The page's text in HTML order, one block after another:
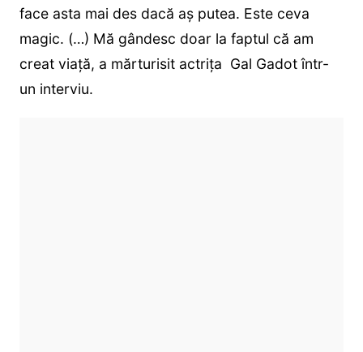
face asta mai des dacă aș putea. Este ceva
magic. (…) Mă gândesc doar la faptul că am
creat viață, a mărturisit actrița Gal Gadot într-
un interviu.